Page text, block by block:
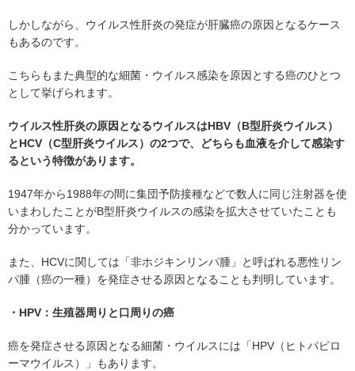
しかしながら、ウイルス性肝炎の発症が肝臓癌の原因となるケース
もあるのです。
こちらもまた典型的な細菌・ウイルス感染を原因とする癌のひとつ
として挙げられます。
ウイルス性肝炎の原因となるウイルスはHBV（B型肝炎ウイルス）
とHCV（C型肝炎ウイルス）の2つで、どちらも血液を介して感染す
るという特徴があります。
1947年から1988年の間に集団予防接種などで数人に同じ注射器を使
いまわしたことがB型肝炎ウイルスの感染を拡大させていたことも
分かっています。
また、HCVに関しては「非ホジキンリンパ腫」と呼ばれる悪性リン
パ腫（癌の一種）を発症させる原因となることも判明しています。
・HPV：生殖器周りと口周りの癌
癌を発症させる原因となる細菌・ウイルスには「HPV（ヒトパピロ
ーマウイルス）」もあります。